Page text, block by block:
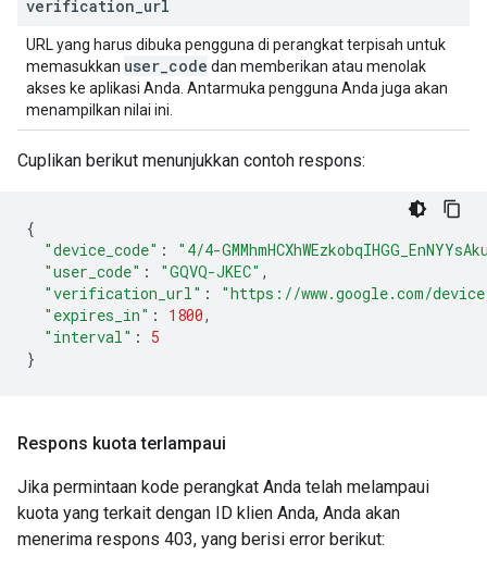
verification url
URL yang harus dibuka pengguna di perangkat terpisah untuk
memasukkan user code dan memberikan atau menolak
akses ke aplikasi Anda. Antarmuka pengguna Anda juga akan
menampilkan nilai ini.
Cuplikan berikut menunjukkan contoh respons:
{
"device_code" :
"4/4-
"user_code" : "GQVQ-JKEC" ,
"verification_url" :
"https://www.google.com/
"expires_in" : 1800,
"interval" :
5
}
Respons kuota terlampaui
Jika permintaan kode perangkat Anda telah melampaui
kuota yang terkait dengan ID klien Anda, Anda akan
menerima respons 403, yang berisi error berikut: